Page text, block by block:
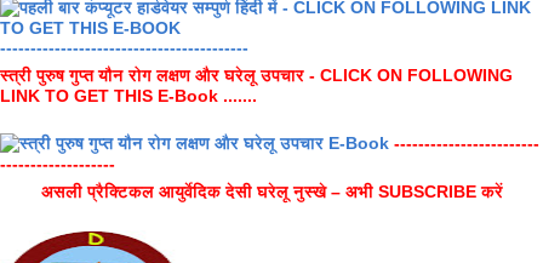
-----------------------------------------
स्त्री पुरुष गुप्त यौन रोग लक्षण और घरेलू उपचार - CLICK ON FOLLOWING
LINK TO GET THIS E-Book .......
------------------------
-------------------
असली प्रैक्टिकल आयुर्वेदिक देसी घरेलू नुस्खे – अभी SUBSCRIBE करें